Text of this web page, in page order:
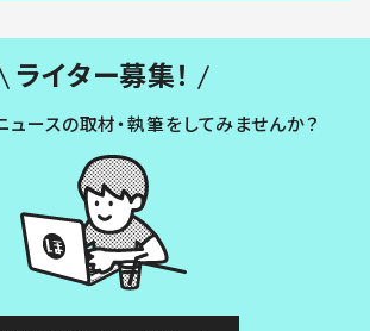
ライター募集！
ュースの取材・執筆をしてみませんか？